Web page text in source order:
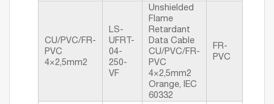
CU/PVC/FR-
PVC
4×2,5mm2
LS-
UFRT-
04-
250-
VF
Unshielded
Flame
Retardant
Data Cable
CU/PVC/FR-
PVC
4×2,5mm2
Orange, IEC
60332
FR-
PVC